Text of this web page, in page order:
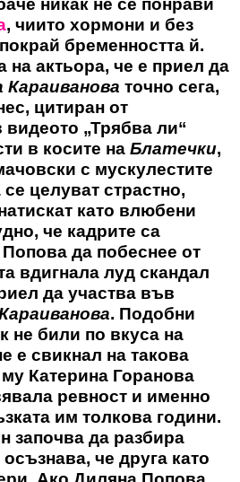
никак не се понрави
, чиито хормони и без
бременността й.
на актьора, че е приел да
Караиванова точно сега,
цитиран от
„Трябва ли“
в косите на Блатечки,
с мускулестите
целуват страстно,
като влюбени
че кадрите са
да побеснее от
вдигнала луд скандал
да участва във
. Подобни
не били по вкуса на
е свикнал на такова
Катерина Горанова
ревност и именно
им толкова години.
започва да разбира
че друга като